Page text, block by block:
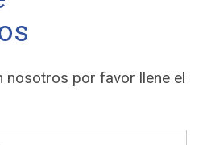
nosotros por favor llene el